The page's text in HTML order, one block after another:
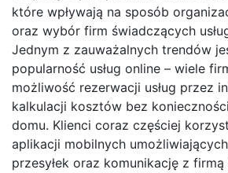
które wpływają na sposób
oraz wybór firm świadczących
Jednym z zauważalnych trendów
popularność usług online – wiele
możliwość rezerwacji usług przez
kalkulacji kosztów bez
domu. Klienci coraz częściej
aplikacji mobilnych
przesyłek oraz komunikację z